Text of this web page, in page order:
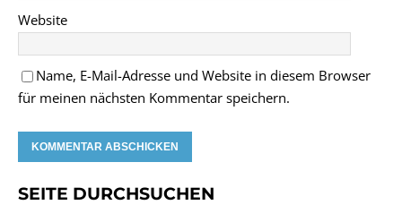
Website
Name, E-Mail-Adresse und Website in diesem Browser
für meinen nächsten Kommentar speichern.
SEITE DURCHSUCHEN